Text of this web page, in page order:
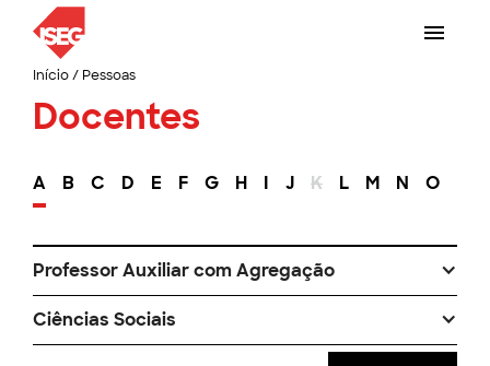
Início/ Pessoas
Docentes
A B C D E F G H I J K L M N O
Professor Auxiliar com Agregação
Ciências Sociais